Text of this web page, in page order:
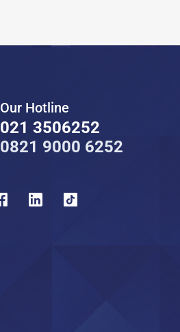
Our Hotline
021 3506252
0821 9000 6252